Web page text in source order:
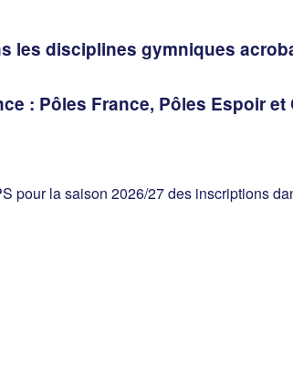
les disciplines gymniques
: Pôles France, Pôles Espoir et
pour la saison 2026/27 des inscriptions